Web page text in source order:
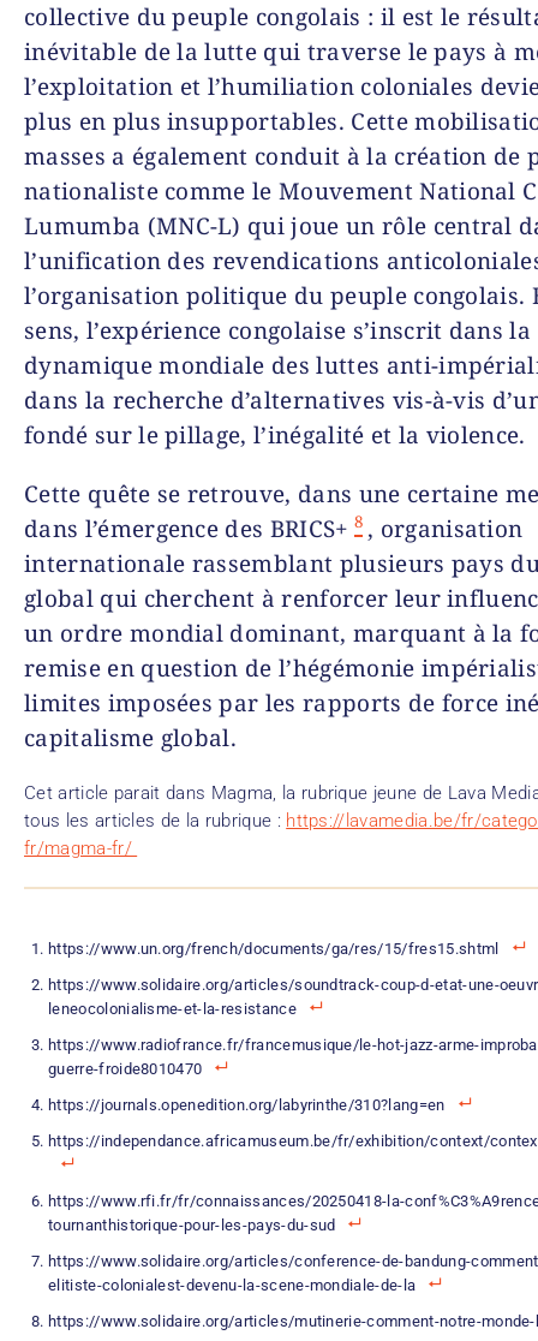
collective du peuple congolais : il est le
inévitable de la lutte qui traverse le pays à
l’exploitation et l’humiliation coloniales
plus en plus insupportables. Cette
masses a également conduit à la création de
nationaliste comme le Mouvement National
Lumumba (MNC-L) qui joue un rôle central
l’unification des revendications
l’organisation politique du peuple congolais.
sens, l’expérience congolaise s’inscrit dans la
dynamique mondiale des luttes anti-
dans la recherche d’alternatives vis-à-vis
fondé sur le pillage, l’inégalité et la violence.
Cette quête se retrouve, dans une certaine
dans l’émergence des BRICS+ 8 , organisation
internationale rassemblant plusieurs pays
global qui cherchent à renforcer leur
un ordre mondial dominant, marquant à la
remise en question de l’hégémonie
limites imposées par les rapports de force
capitalisme global.
Cet article parait dans Magma, la rubrique jeune de Lava
tous les articles de la rubrique : https://lavamedia.be/fr/
fr/magma-fr/
https://www.un.org/french/documents/ga/res/15/fres15.shtml
https://www.solidaire.org/articles/soundtrack-coup-d-etat-une-
leneocolonialisme-et-la-resistance
https://www.radiofrance.fr/francemusique/le-hot-jazz-arme-
guerre-froide8010470
https://journals.openedition.org/labyrinthe/310?lang=en
https://independance.africamuseum.be/fr/exhibition/context/
https://www.rfi.fr/fr/connaissances/20250418-la-
tournanthistorique-pour-les-pays-du-sud
https://www.solidaire.org/articles/conference-de-bandung-
elitiste-colonialest-devenu-la-scene-mondiale-de-la
https://www.solidaire.org/articles/mutinerie-comment-notre-